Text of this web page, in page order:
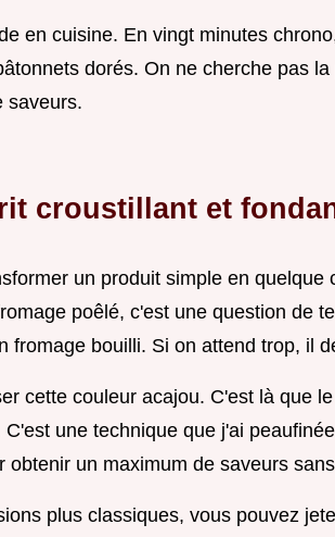
en cuisine. En vingt minutes
dorés. On ne cherche pas
saveurs.
croustillant et
un produit simple en quelque
poêlé, c'est une question de
fromage bouilli. Si on attend trop, il
cette couleur acajou. C'est là que
une technique que j'ai
obtenir un maximum de saveurs
plus classiques, vous pouvez